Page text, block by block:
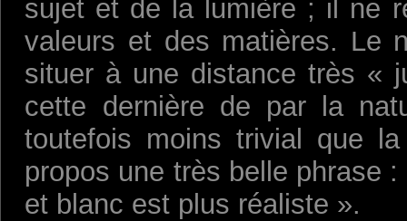
sujet et de la lumière ; il ne
valeurs et des matières. Le
situer à une distance très «
cette dernière de par la
toutefois moins trivial que
propos une très belle phrase
et blanc est plus réaliste ».